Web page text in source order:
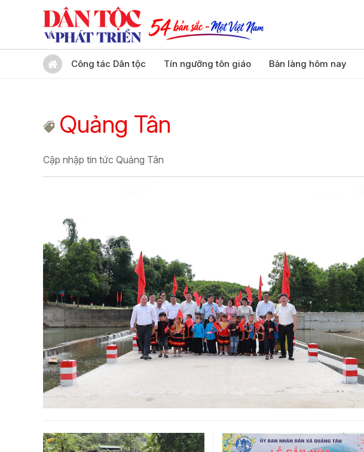
Công tác Dân tộc Tín ngưỡng tôn giáo Bản làng hôm nay
Quảng Tân
Cập nhập tin tức Quảng Tân